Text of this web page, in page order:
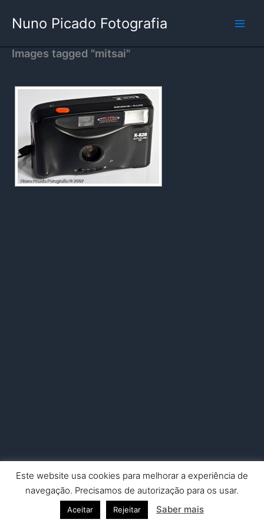
Nuno Picado Fotografia
Images tagged "mitsai"
Copyright © 2026 Nuno Picado Fotografia | Powered byAstra
WordPress Theme
Este website usa cookies para melhorar a experiência de
navegação. Precisamos de autorização para os usar.
Aceitar Rejeitar Saber mais